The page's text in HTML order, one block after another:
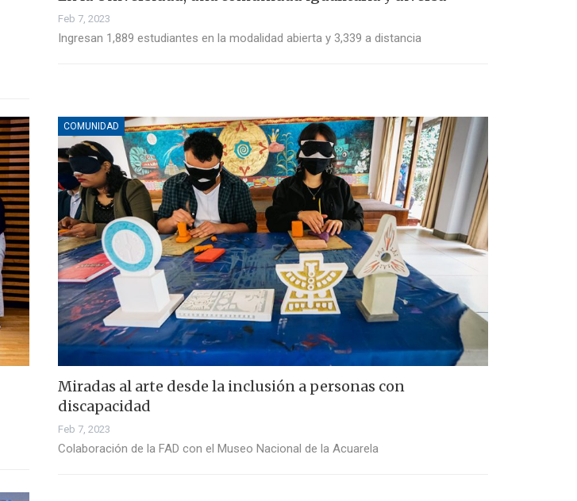
Feb 7, 2023
Ingresan 1,889 estudiantes en la modalidad abierta y 3,339 a distancia
COMUNIDAD
Miradas al arte desde la inclusión a personas con
discapacidad
Feb 7, 2023
Colaboración de la FAD con el Museo Nacional de la Acuarela